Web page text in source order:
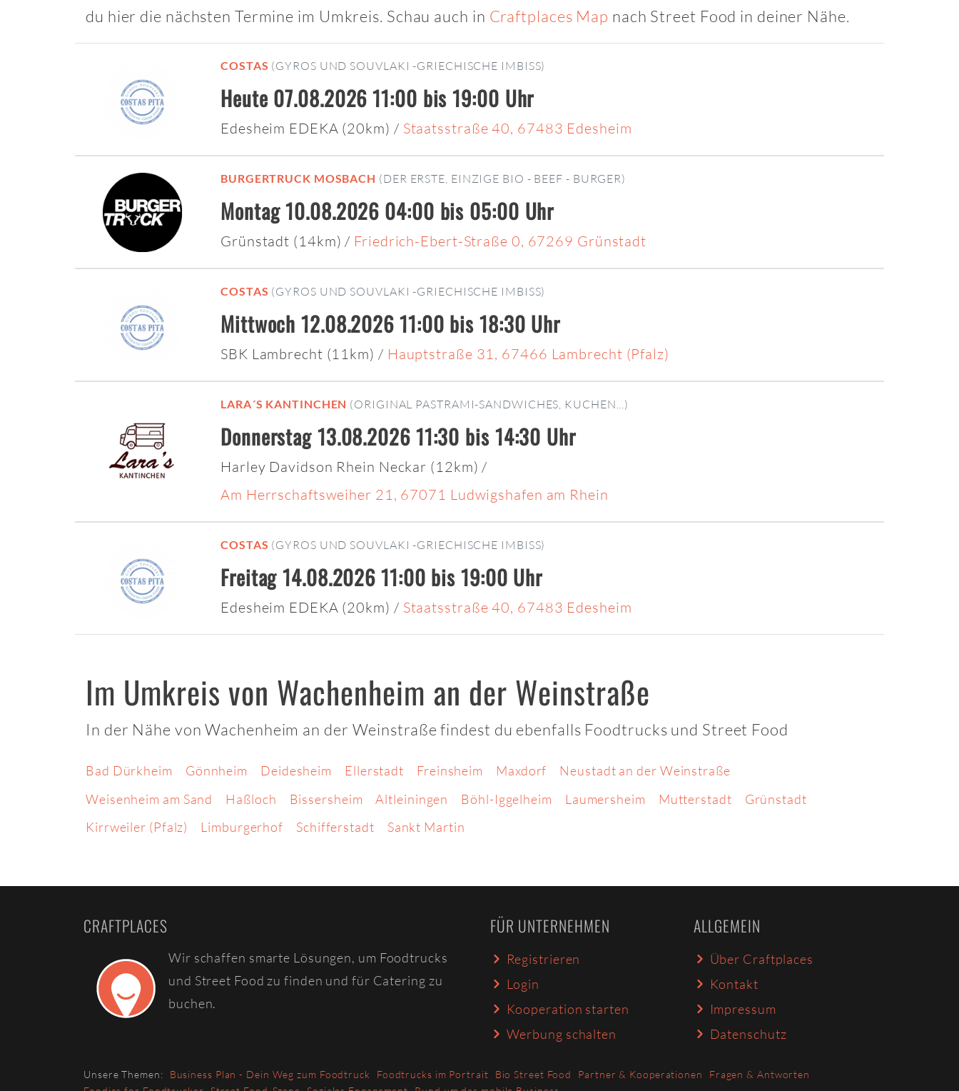
du hier die nächsten Termine im Umkreis. Schau auch in Craftplaces Map nach Street Food in deiner Nähe.
COSTAS (GYROS UND SOUVLAKI -GRIECHISCHE IMBISS)
Heute 07.08.2026 11:00 bis 19:00 Uhr
Edesheim EDEKA (20km) / Staatsstraße 40, 67483 Edesheim
BURGERTRUCK MOSBACH (DER ERSTE, EINZIGE BIO - BEEF - BURGER)
Montag 10.08.2026 04:00 bis 05:00 Uhr
Grünstadt (14km)/ Friedrich-Ebert-Straße 0, 67269 Grünstadt
COSTAS (GYROS UND SOUVLAKI -GRIECHISCHE IMBISS)
Mittwoch 12.08.2026 11:00 bis 18:30 Uhr
SBK Lambrecht (11km) / Hauptstraße 31, 67466 Lambrecht (Pfalz)
LARA´S KANTINCHEN (ORIGINAL PASTRAMI-SANDWICHES, KUCHEN...)
Donnerstag 13.08.2026 11:30 bis 14:30 Uhr
Harley Davidson Rhein Neckar (12km)/
Am Herrschaftsweiher 21, 67071 Ludwigshafen am Rhein
COSTAS (GYROS UND SOUVLAKI -GRIECHISCHE IMBISS)
Freitag 14.08.2026 11:00 bis 19:00 Uhr
Edesheim EDEKA (20km) / Staatsstraße 40, 67483 Edesheim
Im Umkreis von Wachenheim an der Weinstraße
In der Nähe von Wachenheim an der Weinstraße findest du ebenfalls Foodtrucks und Street Food
Bad Dürkheim Gönnheim Deidesheim Ellerstadt Freinsheim Maxdorf
Neustadt an der Weinstraße
Weisenheim am Sand
Haßloch Bissersheim Altleiningen Böhl-Iggelheim Laumersheim Mutterstadt
Grünstadt
Kirrweiler (Pfalz)
Limburgerhof Schifferstadt Sankt Martin
CRAFTPLACES
Wir schaffen smarte Lösungen, um Foodtrucks
und Street Food zu finden und für Catering zu
buchen.
FÜR UNTERNEHMEN
Registrieren
Login
Kooperation starten
Werbung schalten
ALLGEMEIN
Über Craftplaces
Kontakt
Impressum
Datenschutz
Unsere Themen: Business Plan - Dein Weg zum Foodtruck Foodtrucks im Portrait Bio Street Food Partner & Kooperationen
Fragen & Antworten